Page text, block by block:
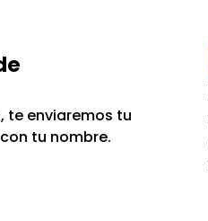
te enviaremos tu
tu nombre.